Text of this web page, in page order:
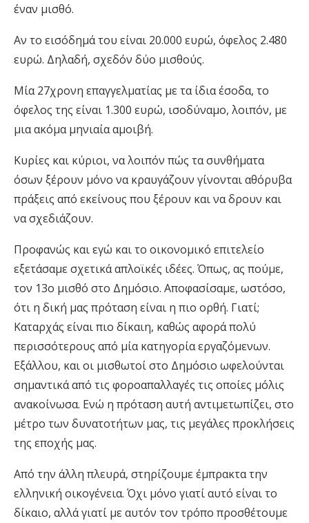
έναν μισθό.
Αν το εισόδημά του είναι 20.000 ευρώ, όφελος 2.480
ευρώ. Δηλαδή, σχεδόν δύο μισθούς.
Μία 27χρονη επαγγελματίας με τα ίδια έσοδα, το
όφελος της είναι 1.300 ευρώ, ισοδύναμο, λοιπόν, με
μια ακόμα μηνιαία αμοιβή.
Κυρίες και κύριοι, να λοιπόν πώς τα συνθήματα
όσων ξέρουν μόνο να κραυγάζουν γίνονται αθόρυβα
πράξεις από εκείνους που ξέρουν και να δρουν και
να σχεδιάζουν.
Προφανώς και εγώ και το οικονομικό επιτελείο
εξετάσαμε σχετικά απλοϊκές ιδέες. Όπως, ας πούμε,
τον 13ο μισθό στο Δημόσιο. Αποφασίσαμε, ωστόσο,
ότι η δική μας πρόταση είναι η πιο ορθή. Γιατί;
Καταρχάς είναι πιο δίκαιη, καθώς αφορά πολύ
περισσότερους από μία κατηγορία εργαζόμενων.
Εξάλλου, και οι μισθωτοί στο Δημόσιο ωφελούνται
σημαντικά από τις φοροαπαλλαγές τις οποίες μόλις
ανακοίνωσα. Ενώ η πρόταση αυτή αντιμετωπίζει, στο
μέτρο των δυνατοτήτων μας, τις μεγάλες προκλήσεις
της εποχής μας.
Από την άλλη πλευρά, στηρίζουμε έμπρακτα την
ελληνική οικογένεια. Όχι μόνο γιατί αυτό είναι το
δίκαιο, αλλά γιατί με αυτόν τον τρόπο προσθέτουμε